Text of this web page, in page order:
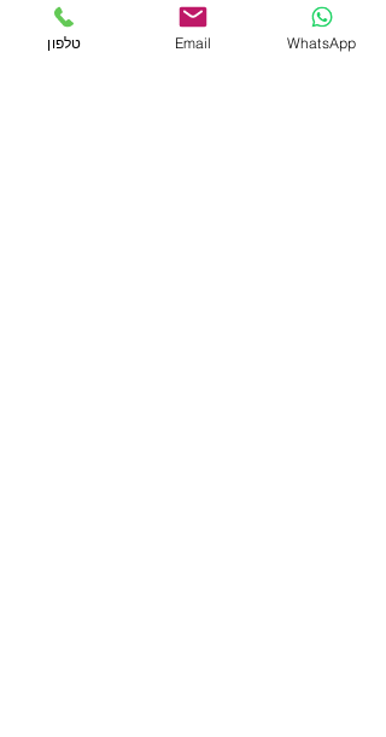
פוסטים אחרונים הצג הכול
טלפון Email WhatsApp